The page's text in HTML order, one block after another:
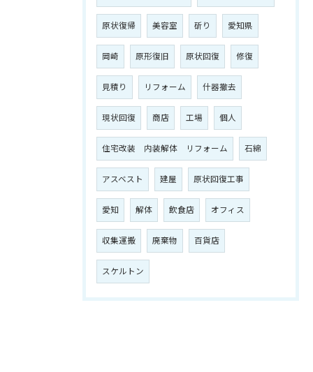
原状復帰 美容室 斫り 愛知県
岡崎 原形復旧 原状回復 修復
見積り リフォーム 什器撤去
現状回復 商店 工場 個人
住宅改装 内装解体 リフォーム 石綿
アスベスト 建屋 原状回復工事
愛知 解体 飲食店 オフィス
収集運搬 廃棄物 百貨店
スケルトン